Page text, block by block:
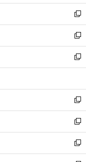
開
く
ウ
で
開
く
ン
ド
ウ
で
開
く
ウ
ィ
ン
ド
ウ
で
開
し
い
ウ
ィ
ン
ド
ウ
開
く
新
し
い
ウ
ィ
ン
ウ
で
開
く
新
し
い
ウ
ン
ド
ウ
で
開
く
新
し
ウ
ィ
ン
ド
ウ
で
開
新
し
い
ウ
ィ
ン
新
し
い
ウ
新
し